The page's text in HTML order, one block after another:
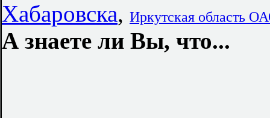
Хабаровска, Иркутская область
А знаете ли Вы, что...